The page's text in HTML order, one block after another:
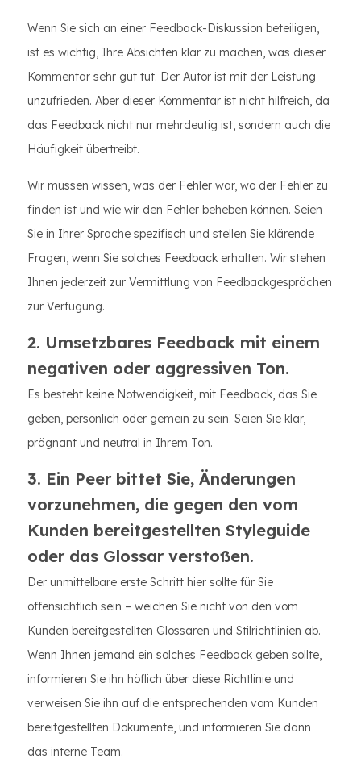
Wenn Sie sich an einer Feedback-Diskussion beteiligen,
ist es wichtig, Ihre Absichten klar zu machen, was dieser
Kommentar sehr gut tut. Der Autor ist mit der Leistung
unzufrieden. Aber dieser Kommentar ist nicht hilfreich, da
das Feedback nicht nur mehrdeutig ist, sondern auch die
Häufigkeit übertreibt.
Wir müssen wissen, was der Fehler war, wo der Fehler zu
finden ist und wie wir den Fehler beheben können. Seien
Sie in Ihrer Sprache spezifisch und stellen Sie klärende
Fragen, wenn Sie solches Feedback erhalten. Wir stehen
Ihnen jederzeit zur Vermittlung von Feedbackgesprächen
zur Verfügung.
2. Umsetzbares Feedback mit einem
negativen oder aggressiven Ton.
Es besteht keine Notwendigkeit, mit Feedback, das Sie
geben, persönlich oder gemein zu sein. Seien Sie klar,
prägnant und neutral in Ihrem Ton.
3. Ein Peer bittet Sie, Änderungen
vorzunehmen, die gegen den vom
Kunden bereitgestellten Styleguide
oder das Glossar verstoßen.
Der unmittelbare erste Schritt hier sollte für Sie
offensichtlich sein – weichen Sie nicht von den vom
Kunden bereitgestellten Glossaren und Stilrichtlinien ab.
Wenn Ihnen jemand ein solches Feedback geben sollte,
informieren Sie ihn höflich über diese Richtlinie und
verweisen Sie ihn auf die entsprechenden vom Kunden
bereitgestellten Dokumente, und informieren Sie dann
das interne Team.